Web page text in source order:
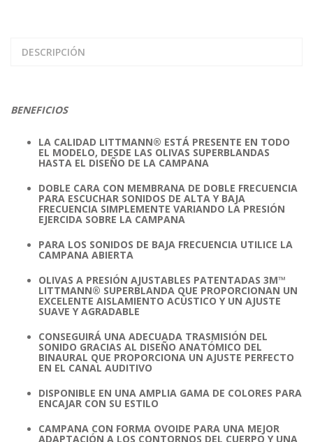
DESCRIPCIÓN
BENEFICIOS
LA CALIDAD LITTMANN® ESTÁ PRESENTE EN TODO
EL MODELO, DESDE LAS OLIVAS SUPERBLANDAS
HASTA EL DISEÑO DE LA CAMPANA
DOBLE CARA CON MEMBRANA DE DOBLE FRECUENCIA
PARA ESCUCHAR SONIDOS DE ALTA Y BAJA
FRECUENCIA SIMPLEMENTE VARIANDO LA PRESIÓN
EJERCIDA SOBRE LA CAMPANA
PARA LOS SONIDOS DE BAJA FRECUENCIA UTILICE LA
CAMPANA ABIERTA
OLIVAS A PRESIÓN AJUSTABLES PATENTADAS 3M™
LITTMANN® SUPERBLANDA QUE PROPORCIONAN UN
EXCELENTE AISLAMIENTO ACÚSTICO Y UN AJUSTE
SUAVE Y AGRADABLE
CONSEGUIRÁ UNA ADECUADA TRASMISIÓN DEL
SONIDO GRACIAS AL DISEÑO ANATÓMICO DEL
BINAURAL QUE PROPORCIONA UN AJUSTE PERFECTO
EN EL CANAL AUDITIVO
DISPONIBLE EN UNA AMPLIA GAMA DE COLORES PARA
ENCAJAR CON SU ESTILO
CAMPANA CON FORMA OVOIDE PARA UNA MEJOR
ADAPTACIÓN A LOS CONTORNOS DEL CUERPO Y UNA